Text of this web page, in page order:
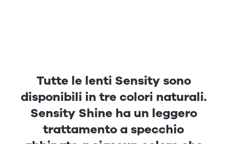
Tutte le lenti Sensity sono
disponibili in tre colori naturali.
Sensity Shine ha un leggero
trattamento a specchio